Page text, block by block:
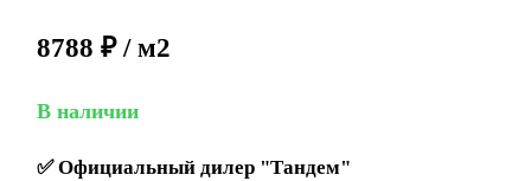
8788 ₽ / м2
В наличии
✅Официальный дилер "Тандем"